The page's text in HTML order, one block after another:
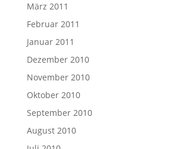
März 2011
Februar 2011
Januar 2011
Dezember 2010
November 2010
Oktober 2010
September 2010
August 2010